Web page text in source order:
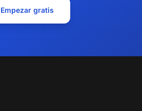
Empezar gratis